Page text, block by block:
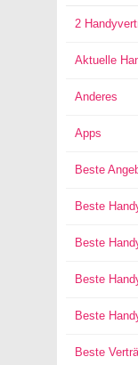
2
Aktuelle
Anderes
Apps
Beste
Beste
Beste
Beste
Beste
Beste